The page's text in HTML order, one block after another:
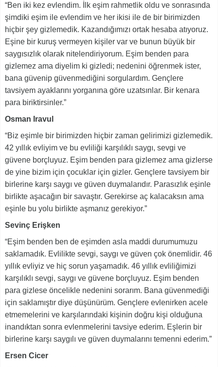
“Ben iki kez evlendim. İlk eşim rahmetlik oldu ve sonrasında
şimdiki eşim ile evlendim ve her ikisi ile de bir birimizden
hiçbir şey gizlemedik. Kazandığımızı ortak hesaba atıyoruz.
Eşine bir kuruş vermeyen kişiler var ve bunun büyük bir
saygısızlık olarak nitelendiriyorum. Eşim benden para
gizlemez ama diyelim ki gizledi; nedenini öğrenmek ister,
bana güvenip güvenmediğini sorgulardım. Gençlere
tavsiyem ayaklarını yorganına göre uzatsınlar. Bir kenara
para biriktirsinler.”
Osman Iravul
“Biz eşimle bir birimizden hiçbir zaman gelirimizi gizlemedik.
42 yıllık evliyim ve bu evliliği karşılıklı saygı, sevgi ve
güvene borçluyuz. Eşim benden para gizlemez ama gizlerse
de yine bizim için çocuklar için gizler. Gençlere tavsiyem bir
birlerine karşı saygı ve güven duymalarıdır. Parasızlık eşinle
birlikte aşacağın bir savaştır. Gerekirse aç kalacaksın ama
eşinle bu yolu birlikte aşmanız gerekiyor.”
Sevinç Erişken
“Eşim benden ben de eşimden asla maddi durumumuzu
saklamadık. Evlilikte sevgi, saygı ve güven çok önemlidir. 46
yıllık evliyiz ve hiç sorun yaşamadık. 46 yıllık evliliğimizi
karşılıklı sevgi, saygı ve güvene borçluyuz. Eşim benden
para gizlese öncelikle nedenini sorarım. Bana güvenmediği
için saklamıştır diye düşünürüm. Gençlere evlenirken acele
etmemelerini ve karşılarındaki kişinin doğru kişi olduğuna
inandıktan sonra evlenmelerini tavsiye ederim. Eşlerin bir
birlerine karşı saygılı ve güven duymalarını temenni ederim.”
Ersen Cicer